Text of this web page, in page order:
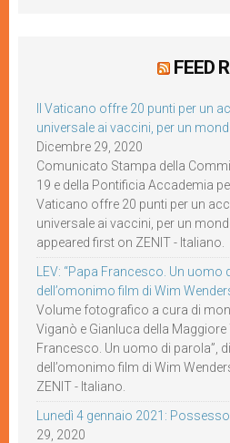
FEED
Il Vaticano offre 20 punti per un
universale ai vaccini, per un
Dicembre 29, 2020
Comunicato Stampa della
19 e della Pontificia Accademia
Vaticano offre 20 punti per un
universale ai vaccini, per un
appeared first on ZENIT - Italiano.
LEV: “Papa Francesco. Un uomo
dell’omonimo film di Wim
Volume fotografico a cura di
Viganò e Gianluca della Maggiore
Francesco. Un uomo di parola”,
dell’omonimo film di Wim
ZENIT - Italiano.
Lunedì 4 gennaio 2021:
29, 2020